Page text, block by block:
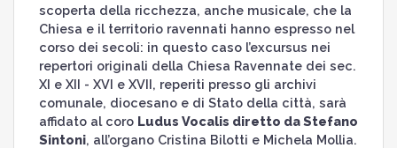
scoperta della ricchezza, anche musicale, che la
Chiesa e il territorio ravennati hanno espresso nel
corso dei secoli: in questo caso l’excursus nei
repertori originali della Chiesa Ravennate dei sec.
XI e XII - XVI e XVII, reperiti presso gli archivi
comunale, diocesano e di Stato della città, sarà
affidato al coro Ludus Vocalis diretto da Stefano
Sintoni, all’organo Cristina Bilotti e Michela Mollia.